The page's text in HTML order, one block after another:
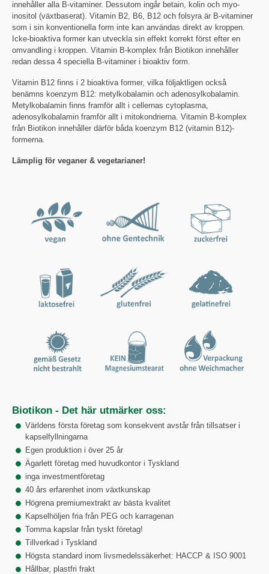
innehåller alla B-vitaminer. Dessutom ingår betain, kolin och myo-
inositol (växtbaserat). Vitamin B2, B6, B12 och folsyra är B-vitaminer
som i sin konventionella form inte kan användas direkt av kroppen.
Icke-bioaktiva former kan utveckla sin effekt korrekt först efter en
omvandling i kroppen. Vitamin B-komplex från Biotikon innehåller
redan dessa 4 speciella B-vitaminer i bioaktiv form.
Vitamin B12 finns i 2 bioaktiva former, vilka följaktligen också
benämns koenzym B12: metylkobalamin och adenosylkobalamin.
Metylkobalamin finns framför allt i cellernas cytoplasma,
adenosylkobalamin framför allt i mitokondrierna. Vitamin B-komplex
från Biotikon innehåller därför båda koenzym B12 (vitamin B12)-
formerna.
Lämplig för veganer & vegetarianer!
Biotikon - Det här utmärker oss:
Världens första företag som konsekvent avstår från tillsatser i
kapselfyllningarna
Egen produktion i över 25 år
Ägarlett företag med huvudkontor i Tyskland
inga investmentföretag
40 års erfarenhet inom växtkunskap
Högrena premiumextrakt av bästa kvalitet
Kapselhöljen fria från PEG och karragenan
Tomma kapslar från tyskt företag!
Tillverkad i Tyskland
Högsta standard inom livsmedelssäkerhet: HACCP & ISO 9001
Hållbar, plastfri frakt